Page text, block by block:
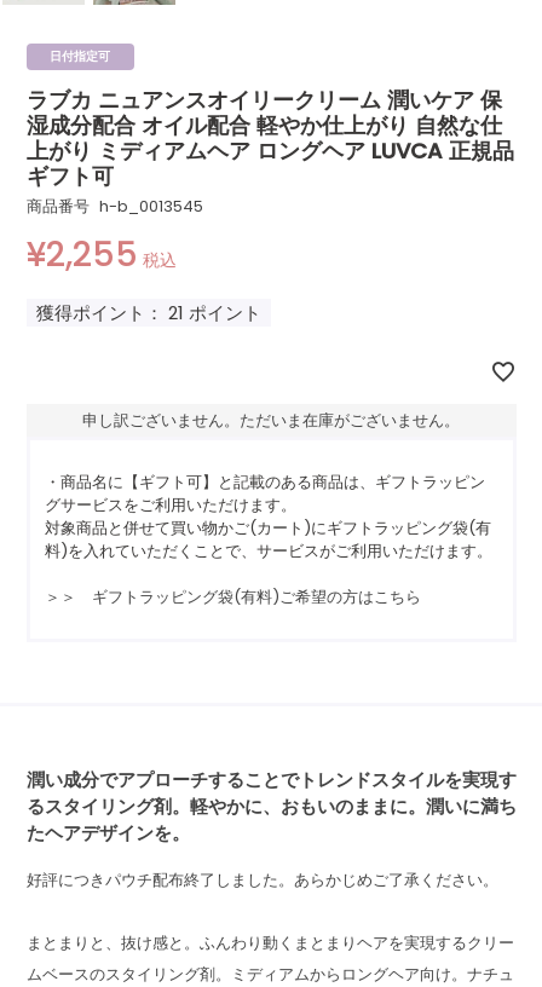
日付指定可
ラブカ ニュアンスオイリークリーム 潤いケア 保
湿成分配合 オイル配合 軽やか仕上がり 自然な仕
上がり ミディアムヘア ロングヘア LUVCA 正規品
ギフト可
商品番号 h-b_0013545
¥2,255 税込
獲得ポイント： 21 ポイント
申し訳ございません。ただいま在庫がございません。
・商品名に【ギフト可】と記載のある商品は、ギフトラッピン
グサービスをご利用いただけます。
対象商品と併せて買い物かご(カート)にギフトラッピング袋(有
料)を入れていただくことで、サービスがご利用いただけます。
＞＞ ギフトラッピング袋(有料)ご希望の方はこちら
潤い成分でアプローチすることでトレンドスタイルを実現す
るスタイリング剤。軽やかに、おもいのままに。潤いに満ち
たヘアデザインを。
好評につきパウチ配布終了しました。あらかじめご了承ください。
まとまりと、抜け感と。ふんわり動くまとまりヘアを実現するクリー
ムベースのスタイリング剤。ミディアムからロングヘア向け。ナチュ